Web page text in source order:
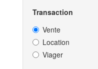
Transaction
Vente
Location
Viager